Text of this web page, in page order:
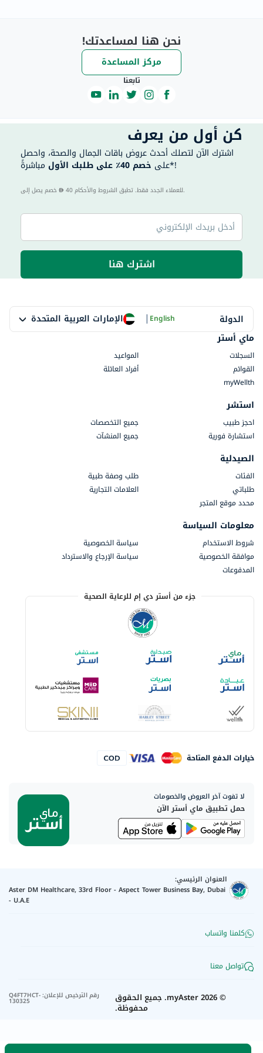
نحن هنا لمساعدتك!
مركز المساعدة
تابعنا
كن أول من يعرف
اشترك الآن لتصلك أحدث عروض باقات الجمال والصحة، واحصل
على خصم 40٪ على طلبك الأول مباشرةً*!
40 للعملاء الجدد فقط. تطبق الشروط والأحكام.
اشترك هنا
الدولة الإمارات العربية المتحدة |English
ماي أستر
السجلات
المواعيد
القوائم
أفراد العائلة
myWellth
استشر
احجز طبيب
جميع التخصصات
استشارة فورية
جميع المنشآت
الصيدلية
الفئات
طلب وصفة طبية
طلباتي
العلامات التجارية
محدد موقع المتجر
معلومات السياسة
شروط الاستخدام
سياسة الخصوصية
موافقة الخصوصية
سياسة الإرجاع والاسترداد
المدفوعات
جزء من أستر دي إم للرعاية الصحية
خيارات الدفع المتاحة
لا تفوت آخر العروض والخصومات
حمل تطبيق ماي أستر الآن
العنوان الرئيسي:
Aster DM Healthcare, 33rd Floor - Aspect Tower Business Bay, Dubai
- U.A.E
كلمنا واتساب
تواصل معنا
©
2026
myAster. جميع الحقوق
محفوظة.
رقم الترخيص للإعلان:
Q4FT7HCT-
130325